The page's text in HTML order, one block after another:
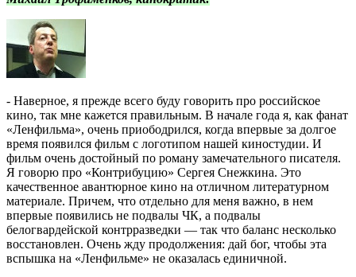
- Наверное, я прежде всего буду говорить про российское
кино, так мне кажется правильным. В начале года я, как фанат
«Ленфильма», очень приободрился, когда впервые за долгое
время появился фильм с логотипом нашей киностудии. И
фильм очень достойный по роману замечательного писателя.
Я говорю про «Контрибуцию» Сергея Снежкина. Это
качественное авантюрное кино на отличном литературном
материале. Причем, что отдельно для меня важно, в нем
впервые появились не подвалы ЧК, а подвалы
белогвардейской контрразведки — так что баланс несколько
восстановлен. Очень жду продолжения: дай бог, чтобы эта
вспышка на «Ленфильме» не оказалась единичной.